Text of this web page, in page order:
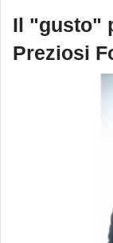
Il "gusto"
Preziosi